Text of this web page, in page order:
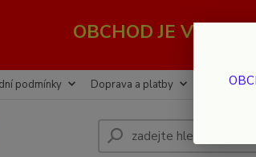
OBCHOD JE V
podmínky Doprava a platby Kontakty